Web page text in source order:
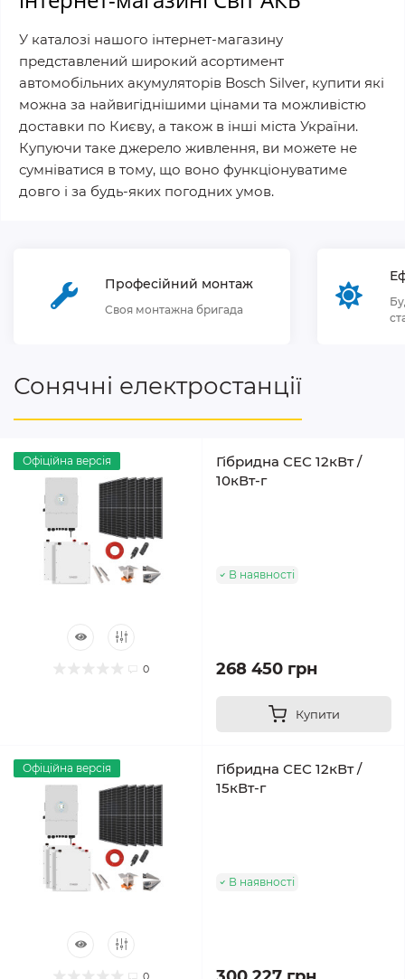
У каталозі нашого інтернет-магазину
представлений широкий асортимент
автомобільних акумуляторів Bosch Silver, купити які
можна за найвигіднішими цінами та можливістю
доставки по Києву, а також в інші міста України.
Купуючи таке джерело живлення, ви можете не
сумніватися в тому, що воно функціонуватиме
довго і за будь-яких погодних умов.
Професійний монтаж
Своя монтажна бригада
Сонячні електростанції
Офіційна версія
0
Гібридна СЕС 12кВт /
10кВт-г
В наявності
268 450 грн
Купити
Офіційна версія
0
Гібридна СЕС 12кВт /
15кВт-г
В наявності